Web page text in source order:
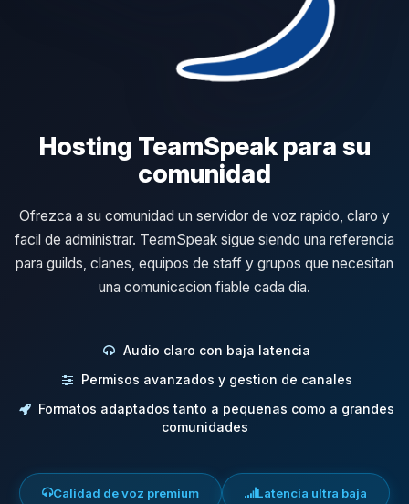
Hosting TeamSpeak para su
comunidad
Ofrezca a su comunidad un servidor de voz rapido, claro y
facil de administrar. TeamSpeak sigue siendo una referencia
para guilds, clanes, equipos de staff y grupos que necesitan
una comunicacion fiable cada dia.
Audio claro con baja latencia
Permisos avanzados y gestion de canales
Formatos adaptados tanto a pequenas como a grandes
comunidades
Calidad de voz premium Latencia ultra baja